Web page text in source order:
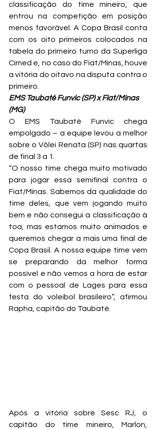
classificação do time mineiro, que
entrou na competição em posição
menos favorável. A Copa Brasil conta
com os oito primeiros colocados na
tabela do primeiro turno da Superliga
Cimed e, no caso do Fiat/Minas, houve
a vitória do oitavo na disputa contra o
primeiro.
EMS Taubaté Funvic (SP) x Fiat/Minas
(MG)
O EMS Taubaté Funvic chega
empolgado – a equipe levou a melhor
sobre o Vôlei Renata (SP) nas quartas
de final 3 a 1.
“O nosso time chega muito motivado
para jogar essa semifinal contra o
Fiat/Minas. Sabemos da qualidade do
time deles, que vem jogando muito
bem e não consegui a classificação à
toa, mas estamos muito animados e
queremos chegar a mais uma final de
Copa Brasil. A nossa equipe time vem
se preparando da melhor forma
possível e não vemos a hora de estar
com o pessoal de Lages para essa
festa do voleibol brasileiro”, afirmou
Rapha, capitão do Taubaté.
Após a vitória sobre Sesc RJ, o
capitão do time mineiro, Marlon,